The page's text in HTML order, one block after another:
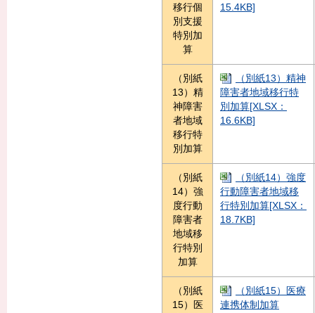
移行個
別支援
特別加
算
15.4KB]
（別紙
13）精
神障害
者地域
移行特
別加算
（別紙13）精神
障害者地域移行特
別加算[XLSX：
16.6KB]
（別紙
14）強
度行動
障害者
地域移
行特別
加算
（別紙14）強度
行動障害者地域移
行特別加算[XLSX：
18.7KB]
（別紙
15）医
（別紙15）医療
連携体制加算